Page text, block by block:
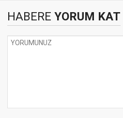
HABERE YORUM KAT